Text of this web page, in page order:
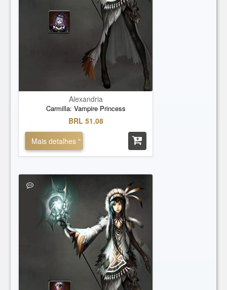
Alexandria
Carmilla: Vampire Princess
BRL 51.08
Mais detalhes "